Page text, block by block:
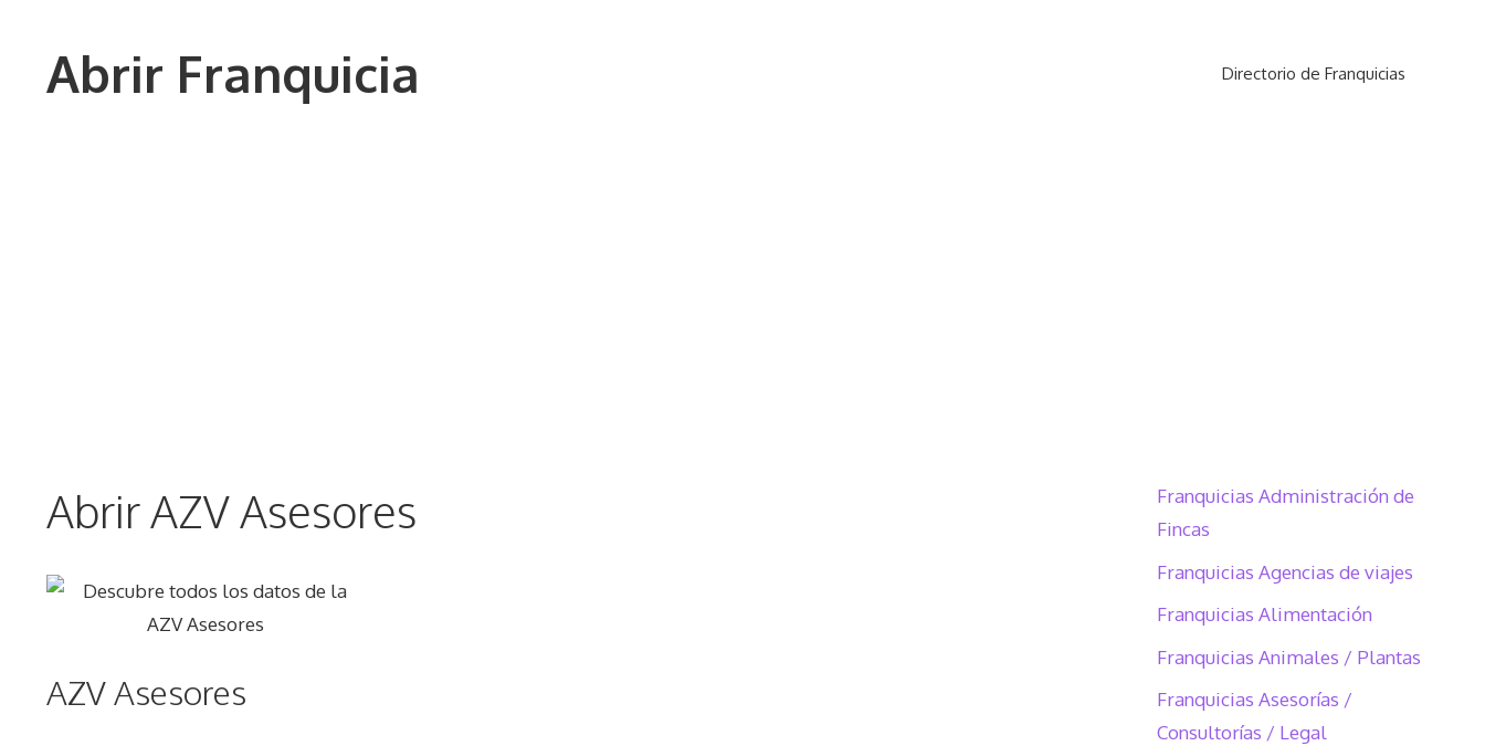
contenidoAbrir Franquicia Directorio de Franquicias
Abrir AZV Asesores
AZV Asesores
Franquicias Administración de
Fincas
Franquicias Agencias de viajes
Franquicias Alimentación
Franquicias Animales / Plantas
Franquicias Asesorías /
Consultorías / Legal